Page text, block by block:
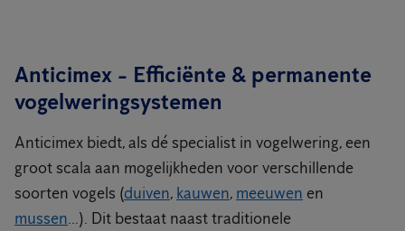
Anticimex - Efficiënte & permanente
vogelweringsystemen
Anticimex biedt, als dé specialist in vogelwering, een
groot scala aan mogelijkheden voor verschillende
soorten vogels (duiven, kauwen, meeuwen en
mussen...). Dit bestaat naast traditionele